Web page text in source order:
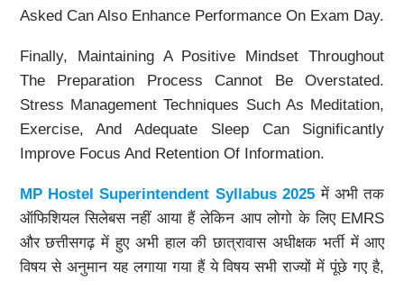
Asked Can Also Enhance Performance On Exam Day.
Finally, Maintaining A Positive Mindset Throughout
The Preparation Process Cannot Be Overstated.
Stress Management Techniques Such As Meditation,
Exercise, And Adequate Sleep Can Significantly
Improve Focus And Retention Of Information.
MP Hostel Superintendent Syllabus 2025 में अभी तक
ऑफिशियल सिलेबस नहीं आया हैं लेकिन आप लोगो के लिए EMRS
और छत्तीसगढ़ में हुए अभी हाल की छात्रावास अधीक्षक भर्ती में आए
विषय से अनुमान यह लगाया गया हैं ये विषय सभी राज्यों में पूंछे गए है,